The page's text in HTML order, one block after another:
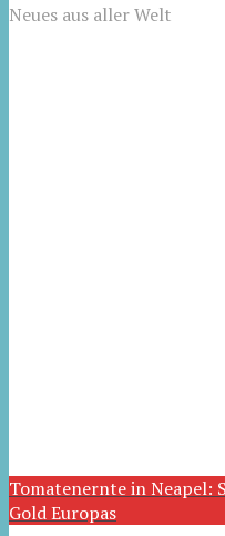
Neues aus aller Welt
Tomatenernte in Neapel:
Gold Europas